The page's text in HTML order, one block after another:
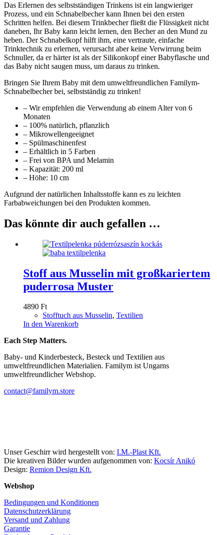
Das Erlernen des selbstständigen Trinkens ist ein langwieriger
Prozess, und ein Schnabelbecher kann Ihnen bei den ersten
Schritten helfen. Bei diesem Trinkbecher fließt die Flüssigkeit nicht
daneben, Ihr Baby kann leicht lernen, den Becher an den Mund zu
heben. Der Schnabelkopf hilft ihm, eine vertraute, einfache
Trinktechnik zu erlernen, verursacht aber keine Verwirrung beim
Schnuller, da er härter ist als der Silikonkopf einer Babyflasche und
das Baby nicht saugen muss, um daraus zu trinken.
Bringen Sie Ihrem Baby mit dem umweltfreundlichen Familym-
Schnabelbecher bei, selbstständig zu trinken!
– Wir empfehlen die Verwendung ab einem Alter von 6
Monaten
– 100% natürlich, pflanzlich
– Mikrowellengeeignet
– Spülmaschinenfest
– Erhältlich in 5 Farben
– Frei von BPA und Melamin
– Kapazität: 200 ml
– Höhe: 10 cm
Aufgrund der natürlichen Inhaltsstoffe kann es zu leichten
Farbabweichungen bei den Produkten kommen.
Das könnte dir auch gefallen …
Stoff aus Musselin mit großkariertem
puderrosa Muster
4890 Ft
Stofftuch aus Musselin, Textilien
In den Warenkorb
Each Step Matters.
Baby- und Kinderbesteck, Besteck und Textilien aus
umweltfreundlichen Materialien. Familym ist Ungarns
umweltfreundlicher Webshop.
contact@familym.store
Unser Geschirr wird hergestellt von: I.M.-Plast Kft.
Die kreativen Bilder wurden aufgenommen von: Kocsír Anikó
Design: Remion Design Kft.
Webshop
Bedingungen und Konditionen
Datenschutzerklärung
Versand und Zahlung
Garantie